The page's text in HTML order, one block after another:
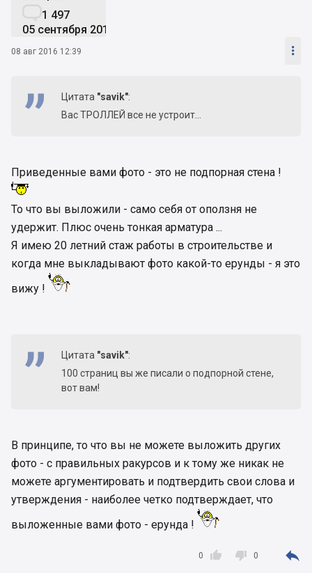
1 497
05 сентября 2010
08 авг 2016 12:39 
Цитата "savik":
Вас ТРОЛЛЕЙ все не устроит...
Приведенные вами фото - это не подпорная стена !
То что вы выложили - само себя от оползня не
удержит. Плюс очень тонкая арматура ...
Я имею 20 летний стаж работы в строительстве и
когда мне выкладывают фото какой-то ерунды - я это
вижу !
Цитата "savik":
100 страниц вы же писали о подпорной стене,
вот вам!
В принципе, то что вы не можете выложить других
фото - с правильных ракурсов и к тому же никак не
можете аргументировать и подтвердить свои слова и
утверждения - наиболее четко подтверждает, что
выложенные вами фото - ерунда !

0  0 